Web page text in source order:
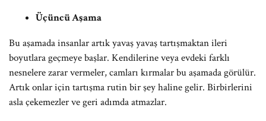
Üçüncü Aşama
Bu aşamada insanlar artık yavaş yavaş tartışmaktan ileri
boyutlara geçmeye başlar. Kendilerine veya evdeki farklı
nesnelere zarar vermeler, camları kırmalar bu aşamada görülür.
Artık onlar için tartışma rutin bir şey haline gelir. Birbirlerini
asla çekemezler ve geri adımda atmazlar.